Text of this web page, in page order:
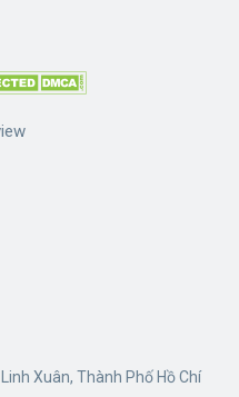
Xuân, Thành Phố Hồ Chí